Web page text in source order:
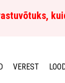
VEREST